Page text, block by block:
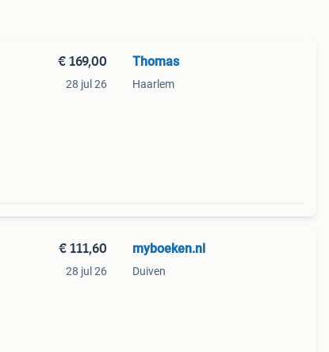
€ 169,00
28 jul 26
Thomas
Haarlem
€ 111,60
28 jul 26
myboeken.nl
Duiven